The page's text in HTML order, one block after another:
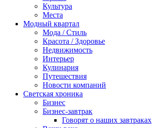
Культура
Места
Модный квартал
Мода / Стиль
Красота / Здоровье
Недвижимость
Интерьер
Кулинария
Путешествия
Новости компаний
Светская хроника
Бизнес
Бизнес-завтрак
Говорят о наших завтраках